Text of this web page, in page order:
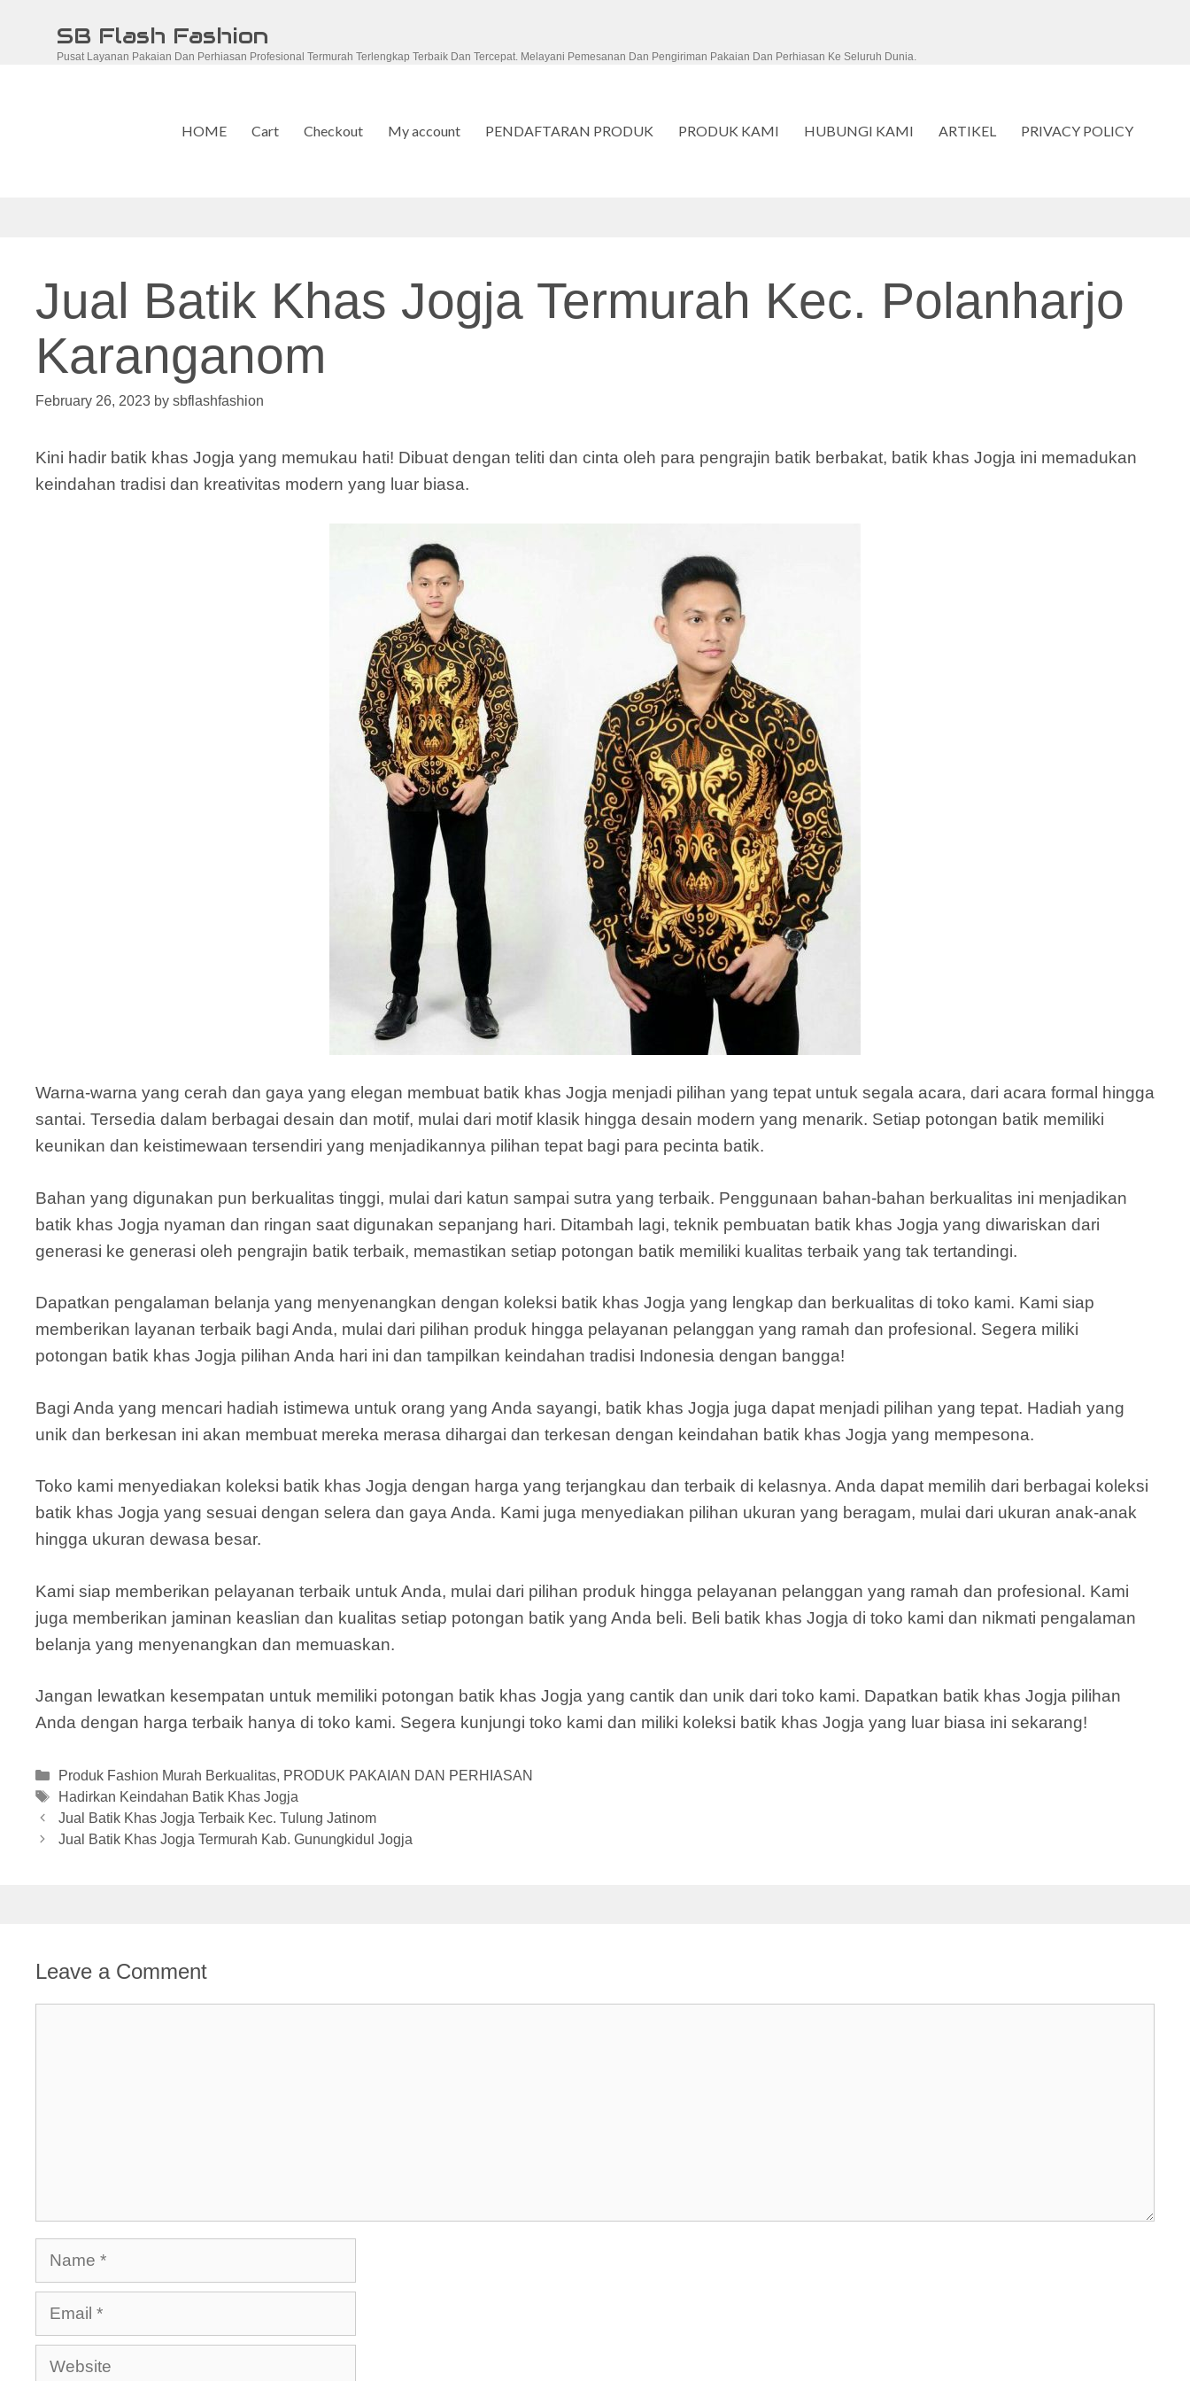
SB Flash Fashion
Pusat Layanan Pakaian Dan Perhiasan Profesional Termurah Terlengkap Terbaik Dan Tercepat. Melayani Pemesanan Dan Pengiriman Pakaian Dan Perhiasan Ke Seluruh Dunia.
HOME Cart Checkout My account PENDAFTARAN PRODUK PRODUK KAMI HUBUNGI KAMI ARTIKEL PRIVACY POLICY
Jual Batik Khas Jogja Termurah Kec. Polanharjo
Karanganom
February 26, 2023 by sbflashfashion
Kini hadir batik khas Jogja yang memukau hati! Dibuat dengan teliti dan cinta oleh para pengrajin batik berbakat, batik khas Jogja ini memadukan
keindahan tradisi dan kreativitas modern yang luar biasa.
Warna-warna yang cerah dan gaya yang elegan membuat batik khas Jogja menjadi pilihan yang tepat untuk segala acara, dari acara formal hingga
santai. Tersedia dalam berbagai desain dan motif, mulai dari motif klasik hingga desain modern yang menarik. Setiap potongan batik memiliki
keunikan dan keistimewaan tersendiri yang menjadikannya pilihan tepat bagi para pecinta batik.
Bahan yang digunakan pun berkualitas tinggi, mulai dari katun sampai sutra yang terbaik. Penggunaan bahan-bahan berkualitas ini menjadikan
batik khas Jogja nyaman dan ringan saat digunakan sepanjang hari. Ditambah lagi, teknik pembuatan batik khas Jogja yang diwariskan dari
generasi ke generasi oleh pengrajin batik terbaik, memastikan setiap potongan batik memiliki kualitas terbaik yang tak tertandingi.
Dapatkan pengalaman belanja yang menyenangkan dengan koleksi batik khas Jogja yang lengkap dan berkualitas di toko kami. Kami siap
memberikan layanan terbaik bagi Anda, mulai dari pilihan produk hingga pelayanan pelanggan yang ramah dan profesional. Segera miliki
potongan batik khas Jogja pilihan Anda hari ini dan tampilkan keindahan tradisi Indonesia dengan bangga!
Bagi Anda yang mencari hadiah istimewa untuk orang yang Anda sayangi, batik khas Jogja juga dapat menjadi pilihan yang tepat. Hadiah yang
unik dan berkesan ini akan membuat mereka merasa dihargai dan terkesan dengan keindahan batik khas Jogja yang mempesona.
Toko kami menyediakan koleksi batik khas Jogja dengan harga yang terjangkau dan terbaik di kelasnya. Anda dapat memilih dari berbagai koleksi
batik khas Jogja yang sesuai dengan selera dan gaya Anda. Kami juga menyediakan pilihan ukuran yang beragam, mulai dari ukuran anak-anak
hingga ukuran dewasa besar.
Kami siap memberikan pelayanan terbaik untuk Anda, mulai dari pilihan produk hingga pelayanan pelanggan yang ramah dan profesional. Kami
juga memberikan jaminan keaslian dan kualitas setiap potongan batik yang Anda beli. Beli batik khas Jogja di toko kami dan nikmati pengalaman
belanja yang menyenangkan dan memuaskan.
Jangan lewatkan kesempatan untuk memiliki potongan batik khas Jogja yang cantik dan unik dari toko kami. Dapatkan batik khas Jogja pilihan
Anda dengan harga terbaik hanya di toko kami. Segera kunjungi toko kami dan miliki koleksi batik khas Jogja yang luar biasa ini sekarang!
Categories
Produk Fashion Murah Berkualitas, PRODUK PAKAIAN DAN PERHIASAN
Tags
Hadirkan Keindahan Batik Khas Jogja
Jual Batik Khas Jogja Terbaik Kec. Tulung Jatinom
Jual Batik Khas Jogja Termurah Kab. Gunungkidul Jogja
Leave a Comment
Name
Email
Website